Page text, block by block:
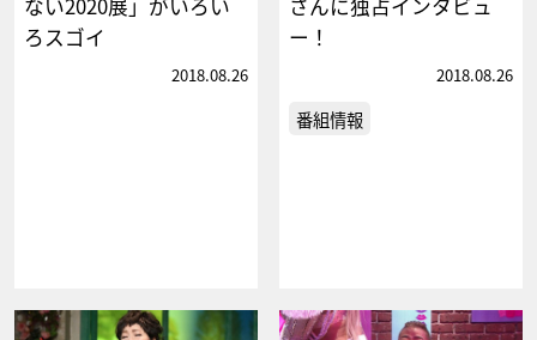
ろスゴイ
2018.08.26
ー！
2018.08.26
番組情報